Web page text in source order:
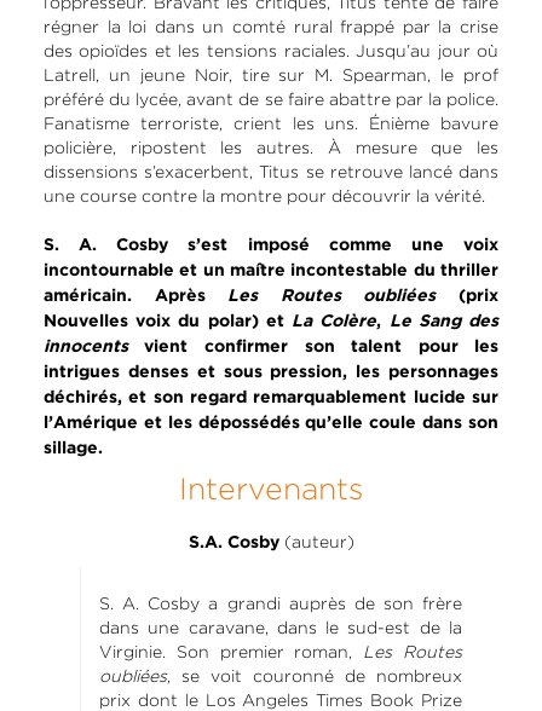
régner la loi dans un comté rural frappé par la crise
des opioïdes et les tensions raciales. Jusqu’au jour où
Latrell, un jeune Noir, tire sur M. Spearman, le prof
préféré du lycée, avant de se faire abattre par la police.
Fanatisme terroriste, crient les uns. Énième bavure
policière, ripostent les autres. À mesure que les
dissensions s’exacerbent, Titus se retrouve lancé dans
une course contre la montre pour découvrir la vérité.
S. A. Cosby s’est imposé comme une voix
incontournable et un maître incontestable du thriller
américain. Après Les Routes oubliées(prix
Nouvelles voix du polar) et La Colère,
Le Sang des
innocentsvient confirmer son talent pour les
intrigues denses et sous pression, les personnages
déchirés, et son regard remarquablement lucide sur
l’Amérique et les dépossédés qu’elle coule dans son
sillage.
Intervenants
S.A. Cosby(auteur)
S. A. Cosby a grandi auprès de son frère
dans une caravane, dans le sud-est de la
Virginie. Son premier roman, Les Routes
oubliées, se voit couronné de nombreux
prix dont le Los Angeles Times Book Prize